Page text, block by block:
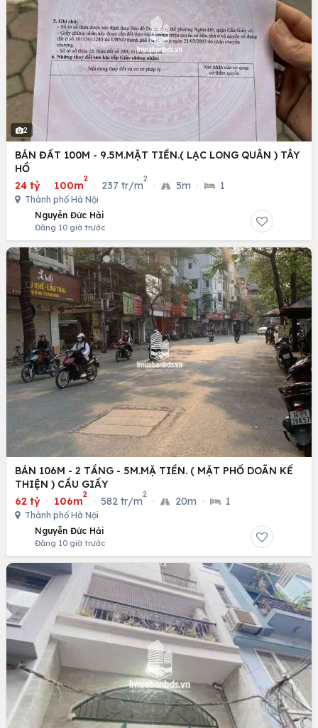
2
BÁN ĐẤT 100M - 9.5M.MẶT TIỀN.( LẠC LONG QUÂN ) TÂY
HỒ
24 tỷ · 100m
2
· 237 tr/m
2
· 5m · 1
Thành phố Hà Nội
Nguyễn Đức Hải
Đăng 10 giờ trước
BÁN 106M - 2 TẦNG - 5M.MẶ TIỀN. ( MẶT PHỐ DOÃN KẾ
THIỆN ) CẦU GIẤY
62 tỷ · 106m
2
· 582 tr/m
2
· 20m · 1
Thành phố Hà Nội
Nguyễn Đức Hải
Đăng 10 giờ trước